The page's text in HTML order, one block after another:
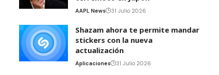
AAPL News 31 Julio 2026
Shazam ahora te permite mandar
stickers con la nueva
actualización
Aplicaciones 31 Julio 2026